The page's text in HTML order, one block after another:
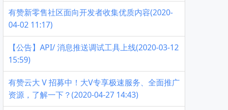
有赞新零售社区面向开发者收集优质内容(2020-
04-02 11:17)
【公告】API/ 消息推送调试工具上线(2020-03-12
15:59)
有赞云大 V 招募中！大V专享极速服务、全面推广
资源，了解一下？(2020-04-27 14:43)